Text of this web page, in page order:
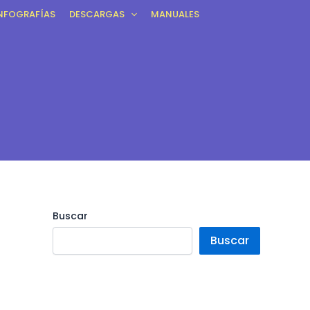
DESCARGAS MANUALES
Buscar
Buscar